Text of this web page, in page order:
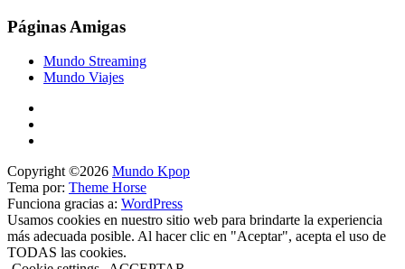
Páginas Amigas
Mundo Streaming
Mundo Viajes
Copyright ©2026 Mundo Kpop
Tema por: Theme Horse
Funciona gracias a: WordPress
Usamos cookies en nuestro sitio web para brindarte la experiencia
más adecuada posible. Al hacer clic en "Aceptar", acepta el uso de
TODAS las cookies.